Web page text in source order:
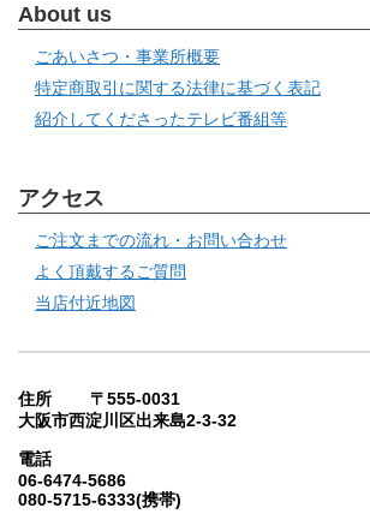
About us
ごあいさつ・事業所概要
特定商取引に関する法律に基づく表記
紹介してくださったテレビ番組等
アクセス
ご注文までの流れ・お問い合わせ
よく頂戴するご質問
当店付近地図
住所 〒555-0031
大阪市西淀川区出来島2-3-32
電話
06-6474-5686
080-5715-6333(携帯)